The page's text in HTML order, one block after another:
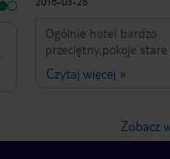
Ogólnie hotel bardzo
przeciętny,pokoje stare
czyste,obsługa
położony jest blisko stoku
masakra rozumiem że
Czytaj więcej »
Zobacz